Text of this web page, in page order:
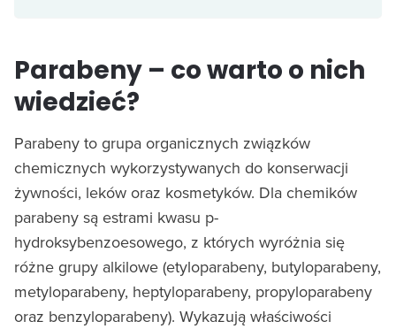
Parabeny – co warto o nich
wiedzieć?
Parabeny to grupa organicznych związków
chemicznych wykorzystywanych do konserwacji
żywności, leków oraz kosmetyków. Dla chemików
parabeny są estrami kwasu p-
hydroksybenzoesowego, z których wyróżnia się
różne grupy alkilowe (etyloparabeny, butyloparabeny,
metyloparabeny, heptyloparabeny, propyloparabeny
oraz benzyloparabeny). Wykazują właściwości